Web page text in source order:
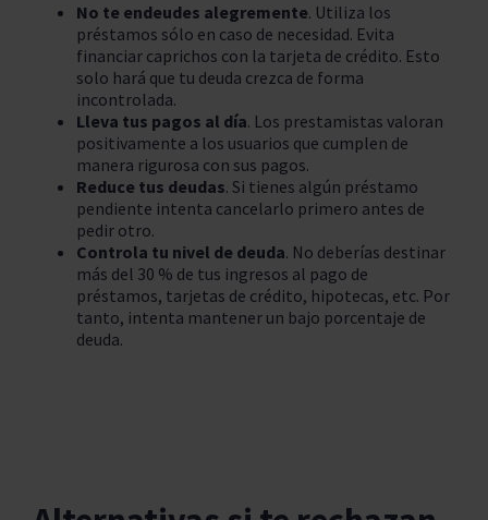
No te endeudes alegremente. Utiliza los
préstamos sólo en caso de necesidad. Evita
financiar caprichos con la tarjeta de crédito. Esto
solo hará que tu deuda crezca de forma
incontrolada.
Lleva tus pagos al día. Los prestamistas valoran
positivamente a los usuarios que cumplen de
manera rigurosa con sus pagos.
Reduce tus deudas. Si tienes algún préstamo
pendiente intenta cancelarlo primero antes de
pedir otro.
Controla tu nivel de deuda. No deberías destinar
más del 30 % de tus ingresos al pago de
préstamos, tarjetas de crédito, hipotecas, etc. Por
tanto, intenta mantener un bajo porcentaje de
deuda.